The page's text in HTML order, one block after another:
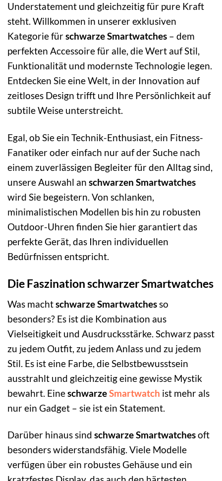
Understatement und gleichzeitig für pure Kraft
steht. Willkommen in unserer exklusiven
Kategorie fürschwarze Smartwatches – dem
perfekten Accessoire für alle, die Wert auf Stil,
Funktionalität und modernste Technologie legen.
Entdecken Sie eine Welt, in der Innovation auf
zeitloses Design trifft und Ihre Persönlichkeit auf
subtile Weise unterstreicht.
Egal, ob Sie ein Technik-Enthusiast, ein Fitness-
Fanatiker oder einfach nur auf der Suche nach
einem zuverlässigen Begleiter für den Alltag sind,
unsere Auswahl an schwarzen Smartwatches
wird Sie begeistern. Von schlanken,
minimalistischen Modellen bis hin zu robusten
Outdoor-Uhren finden Sie hier garantiert das
perfekte Gerät, das Ihren individuellen
Bedürfnissen entspricht.
Die Faszination schwarzer Smartwatches
Was machtschwarze Smartwatches so
besonders? Es ist die Kombination aus
Vielseitigkeit und Ausdrucksstärke. Schwarz passt
zu jedem Outfit, zu jedem Anlass und zu jedem
Stil. Es ist eine Farbe, die Selbstbewusstsein
ausstrahlt und gleichzeitig eine gewisse Mystik
bewahrt. Eineschwarze Smartwatch ist mehr als
nur ein Gadget – sie ist ein Statement.
Darüber hinaus sind schwarze Smartwatchesoft
besonders widerstandsfähig. Viele Modelle
verfügen über ein robustes Gehäuse und ein